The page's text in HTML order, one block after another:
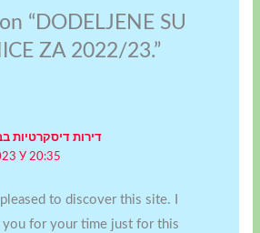
“DODELJENE SU
ZA 2022/23.”
דירות דיסקרטיות
У 20:35
to discover this site. I
you for your time just for this